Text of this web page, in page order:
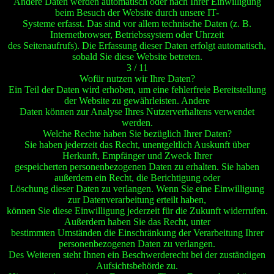
beim Besuch der Website durch unsere IT-
Systeme erfasst. Das sind vor allem technische Daten (z. B.
Internetbrowser, Betriebssystem oder Uhrzeit
des Seitenaufrufs). Die Erfassung dieser Daten erfolgt automatisch,
sobald Sie diese Website betreten.
3 / 11
Wofür nutzen wir Ihre Daten?
Ein Teil der Daten wird erhoben, um eine fehlerfreie Bereitstellung
der Website zu gewährleisten. Andere
Daten können zur Analyse Ihres Nutzerverhaltens verwendet
werden.
Welche Rechte haben Sie bezüglich Ihrer Daten?
Sie haben jederzeit das Recht, unentgeltlich Auskunft über
Herkunft, Empfänger und Zweck Ihrer
gespeicherten personenbezogenen Daten zu erhalten. Sie haben
außerdem ein Recht, die Berichtigung oder
Löschung dieser Daten zu verlangen. Wenn Sie eine Einwilligung
zur Datenverarbeitung erteilt haben,
können Sie diese Einwilligung jederzeit für die Zukunft widerrufen.
Außerdem haben Sie das Recht, unter
bestimmten Umständen die Einschränkung der Verarbeitung Ihrer
personenbezogenen Daten zu verlangen.
Des Weiteren steht Ihnen ein Beschwerderecht bei der zuständigen
Aufsichtsbehörde zu.